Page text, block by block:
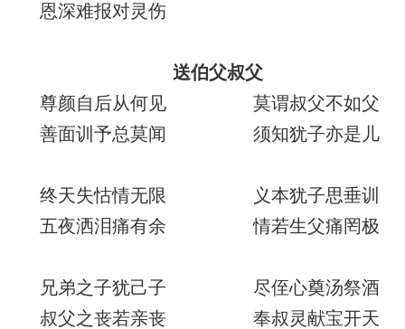
恩深难报对灵伤
送伯父叔父
尊颜自后从何见 莫谓叔父不如父
善面训予总莫闻 须知犹子亦是儿
终天失怙情无限 义本犹子思垂训
五夜洒泪痛有余 情若生父痛罔极
兄弟之子犹己子 尽侄心奠汤祭酒
叔父之丧若亲丧 奉叔灵献宝开天